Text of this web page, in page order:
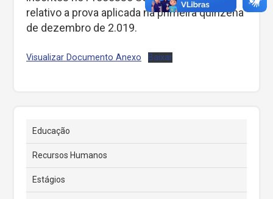
relativo a prova aplicada na primeira quinzena
de dezembro de 2.019.
Visualizar Documento Anexo Baixar
Educação
Recursos Humanos
Estágios